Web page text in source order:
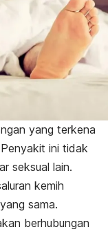
yang terkena
ini tidak
seksual lain.
kemih
sama.
berhubungan